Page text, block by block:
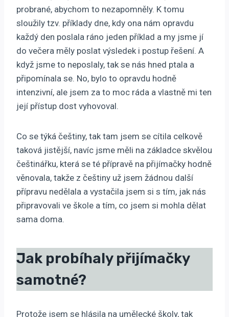
probrané, abychom to nezapomněly. K tomu
sloužily tzv. příklady dne, kdy ona nám opravdu
každý den poslala ráno jeden příklad a my jsme jí
do večera měly poslat výsledek i postup řešení. A
když jsme to neposlaly, tak se nás hned ptala a
připomínala se. No, bylo to opravdu hodně
intenzivní, ale jsem za to moc ráda a vlastně mi ten
její přístup dost vyhovoval.
Co se týká češtiny, tak tam jsem se cítila celkově
taková jistější, navíc jsme měli na základce skvělou
češtinářku, která se té přípravě na přijímačky hodně
věnovala, takže z češtiny už jsem žádnou další
přípravu nedělala a vystačila jsem si s tím, jak nás
připravovali ve škole a tím, co jsem si mohla dělat
sama doma.
Jak probíhaly přijímačky
samotné?
Protože jsem se hlásila na umělecké školy, tak